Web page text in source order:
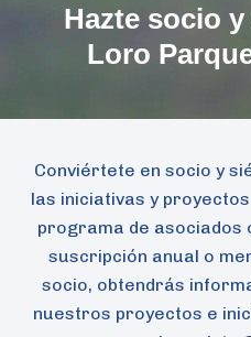
Hazte socio
Loro
Conviértete en socio y
las iniciativas y
programa de asociados
suscripción anual o
socio, obtendrás
nuestros proyectos e